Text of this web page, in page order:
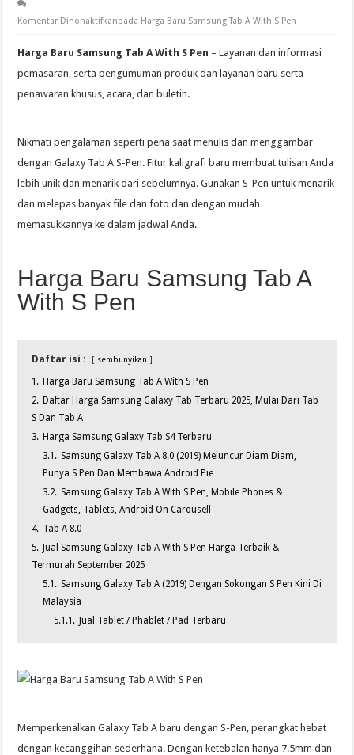
Komentar Dinonaktifkanpada Harga Baru Samsung Tab A With S Pen
Harga Baru Samsung Tab A With S Pen – Layanan dan informasi
pemasaran, serta pengumuman produk dan layanan baru serta
penawaran khusus, acara, dan buletin.
Nikmati pengalaman seperti pena saat menulis dan menggambar
dengan Galaxy Tab A S-Pen. Fitur kaligrafi baru membuat tulisan Anda
lebih unik dan menarik dari sebelumnya. Gunakan S-Pen untuk menarik
dan melepas banyak file dan foto dan dengan mudah
memasukkannya ke dalam jadwal Anda.
Harga Baru Samsung Tab A
With S Pen
Daftar isi : sembunyikan
1. Harga Baru Samsung Tab A With S Pen
2. Daftar Harga Samsung Galaxy Tab Terbaru 2025, Mulai Dari Tab
S Dan Tab A
3. Harga Samsung Galaxy Tab S4 Terbaru
3.1. Samsung Galaxy Tab A 8.0 (2019) Meluncur Diam Diam,
Punya S Pen Dan Membawa Android Pie
3.2. Samsung Galaxy Tab A With S Pen, Mobile Phones &
Gadgets, Tablets, Android On Carousell
4. Tab A 8.0
5. Jual Samsung Galaxy Tab A With S Pen Harga Terbaik &
Termurah September 2025
5.1. Samsung Galaxy Tab A (2019) Dengan Sokongan S Pen Kini Di
Malaysia
5.1.1. Jual Tablet / Phablet / Pad Terbaru
Memperkenalkan Galaxy Tab A baru dengan S-Pen, perangkat hebat
dengan kecanggihan sederhana. Dengan ketebalan hanya 7.5mm dan